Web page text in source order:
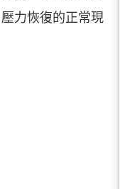
力恢復的正常現